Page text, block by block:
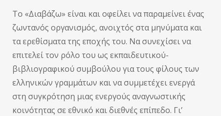
Το «Διαβάζω» είναι και οφείλει να παραμείνει ένας
ζωντανός οργανισμός, ανοιχτός στα μηνύματα και
τα ερεθίσματα της εποχής του. Να συνεχίσει να
επιτελεί τον ρόλο του ως εκπαιδευτικού-
βιβλιογραφικού συμβούλου για τους φίλους των
ελληνικών γραμμάτων και να συμμετέχει ενεργά
στη συγκρότηση μιας ενεργούς αναγνωστικής
κοινότητας σε εθνικό και διεθνές επίπεδο. Γι’